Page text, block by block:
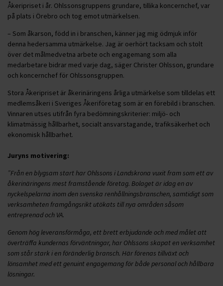
Åkeripriset i år. Ohlssonsgruppens grundare, tillika koncernchef, var
på plats i Örebro och tog emot utmärkelsen.
– Som åkarson, född in i branschen, känner jag mig ödmjuk inför
denna hedersamma utmärkelse. Jag är oerhört tacksam och stolt
över det målmedvetna arbete och engagemang som alla
medarbetare bidrar med varje dag, säger Christer Ohlsson, grundare
och koncernchef för Ohlssonsgruppen.
Stora Åkeripriset är åkerinäringens årliga utmärkelse som tilldelas ett
medlemsåkeri i Sveriges Åkeriföretag som är en förebild i branschen.
Vinnaren utses utifrån fyra bedömningskriterier: miljö- och
klimatmässig hållbarhet, socialt ansvarstagande, trafiksäkerhet och
ekonomisk hållbarhet.
Juryns motivering:
”Från en blygsam start har Ohlssons i Landskrona vuxit fram som ett av
åkerinäringens mest framstående företag. Bolaget är idag en av
nyckelspelarna inom den svenska renhållningsbranschen, samtidigt som
verksamheten framgångsrikt utökats till nya områden såsom
entreprenad och VA.
Genom hög leveransförmåga, ett brett erbjudande och med målet att
överträffa kundernas förväntningar, har Ohlssons skapat en verksamhet
som står stark i en föränderlig bransch. Här förenas tillväxt och
lönsamhet med ett genuint engagemang för både personal och hållbara
lösningar.